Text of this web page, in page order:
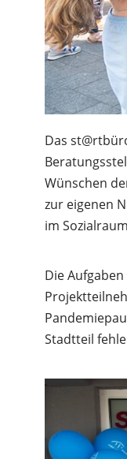
Das
Wünschen
zur eigenen
im
Die
Stadtteil